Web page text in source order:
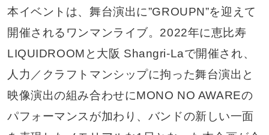
本イベントは、舞台演出に”GROUPN”を迎えて
開催されるワンマンライブ。2022年に恵比寿
LIQUIDROOMと大阪 Shangri-Laで開催され、
人力／クラフトマンシップに拘った舞台演出と
映像演出の組み合わせにMONO NO AWAREの
パフォーマンスが加わり、バンドの新しい一面